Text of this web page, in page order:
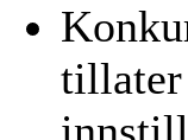
tillater